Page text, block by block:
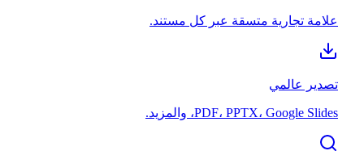
علامة تجارية متسقة عبر كل مستند.
تصدير عالمي
PDF، PPTX، Google Slides، والمزيد.